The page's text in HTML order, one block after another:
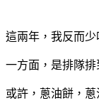
這兩年，我反而少
一方面，是排隊
或許，蔥油餅，